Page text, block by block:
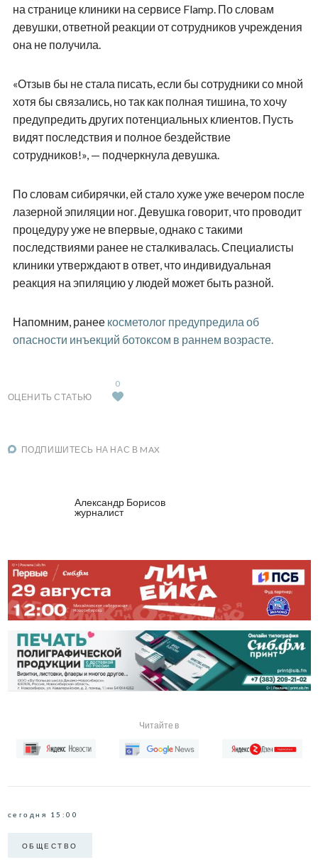
на странице клиники на сервисе Flamp. По словам
девушки, ответной реакции от сотрудников учреждения
она не получила.
«Отзыв бы не стала писать, если бы сотрудники со мной
хотя бы связались, но так как полная тишина, то хочу
предупредить других потенциальных клиентов. Пусть
видят последствия и полное бездействие
сотрудников!», — подчеркнула девушка.
По словам сибирячки, ей стало хуже уже вечером после
лазерной эпиляции ног. Девушка говорит, что проводит
процедуру уже не впервые, однако с такими
последствиями ранее не сталкивалась. Специалисты
клиники утверждают в ответ, что индивидуальная
реакция на эпиляцию у людей может быть разной.
Напомним, ранее косметолог предупредила об
опасности инъекций ботоксом в раннем возрасте.
ОЦЕНИТЬ СТАТЬЮ
0
ПОДПИШИТЕСЬ НА НАС В MAX
Александр Борисов
журналист
Читайте в
сегодня 15:00
ОБЩЕСТВО